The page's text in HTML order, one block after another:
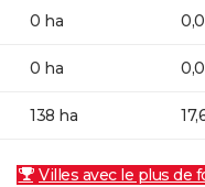
0 ha
0 ha
138 ha
Villes avec le plus de